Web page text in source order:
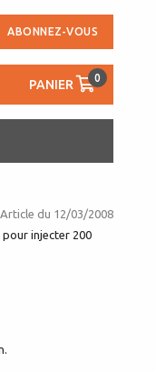
ABONNEZ-VOUS
PANIER 0
Article du 12/03/2008
pour injecter 200